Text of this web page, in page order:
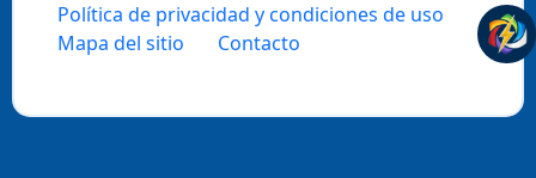
Política de privacidad y condiciones de uso
Mapa del sitio
Contacto